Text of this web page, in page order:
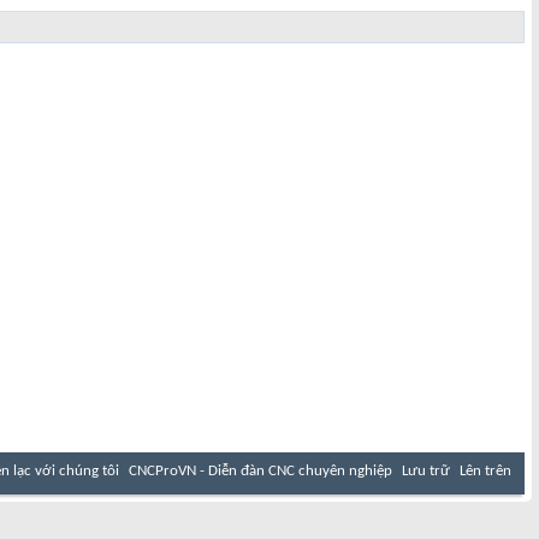
lạc với chúng tôi CNCProVN - Diễn đàn CNC chuyên nghiệp Lưu trữ Lên trên